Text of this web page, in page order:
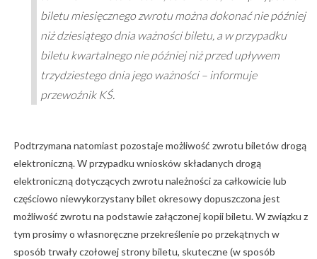
biletu miesięcznego zwrotu można dokonać nie później
niż dziesiątego dnia ważności biletu, a w przypadku
biletu kwartalnego nie później niż przed upływem
trzydziestego dnia jego ważności – informuje
przewoźnik KŚ.
Podtrzymana natomiast pozostaje możliwość zwrotu biletów drogą
elektroniczną. W przypadku wniosków składanych drogą
elektroniczną dotyczących zwrotu należności za całkowicie lub
częściowo niewykorzystany bilet okresowy dopuszczona jest
możliwość zwrotu na podstawie załączonej kopii biletu. W związku z
tym prosimy o własnoręczne przekreślenie po przekątnych w
sposób trwały czołowej strony biletu, skuteczne (w sposób